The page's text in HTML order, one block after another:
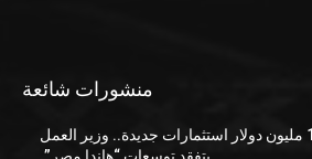
منشورات شائعة
100 مليون دولار استثمارات جديدة.. وزير العمل
يتفقد توسعات “هاندا مصر”.